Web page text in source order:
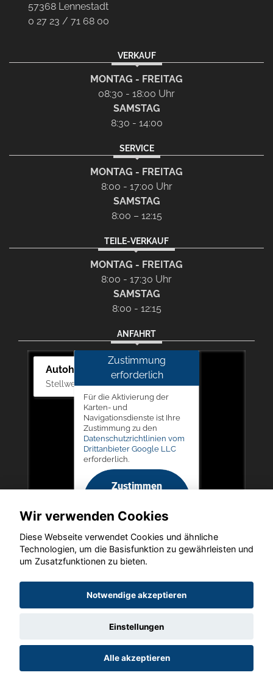
57368 Lennestadt
0 27 23 / 71 68 00
VERKAUF
MONTAG - FREITAG
08:30 - 18:00 Uhr
SAMSTAG
8:30 - 14:00
SERVICE
MONTAG - FREITAG
8:00 - 17:00 Uhr
SAMSTAG
8:00 – 12:15
TEILE-VERKAUF
MONTAG - FREITAG
8:00 - 17:30 Uhr
SAMSTAG
8:00 - 12:15
ANFAHRT
Autohaus Picker
Stellwerk 5, 57368 Lennestadt
Zustimmung
erforderlich
Für die Aktivierung der
Karten- und
Navigationsdienste ist Ihre
Zustimmung zu den
Datenschutzrichtlinien vom
Drittanbieter Google LLC
erforderlich.
Zustimmen
aktivieren
Copyright © 2026. Autohaus Picker
Datenschutz Impressum AGB
Wir verwenden Cookies
Diese Webseite verwendet Cookies und ähnliche
Technologien, um die Basisfunktion zu gewährleisten und
um Zusatzfunktionen zu bieten.
Notwendige akzeptieren
Einstellungen
Alle akzeptieren